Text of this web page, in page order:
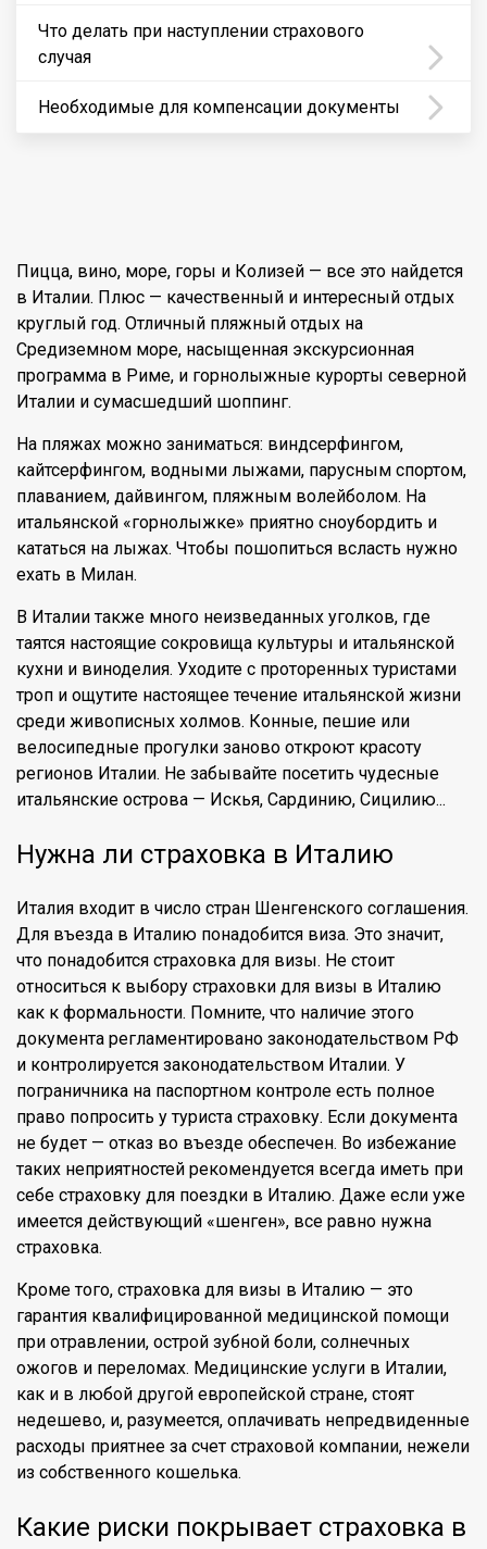
Что делать при наступлении страхового
случая
Необходимые для компенсации документы
Пицца, вино, море, горы и Колизей — все это найдется
в Италии. Плюс — качественный и интересный отдых
круглый год. Отличный пляжный отдых на
Средиземном море, насыщенная экскурсионная
программа в Риме, и горнолыжные курорты северной
Италии и сумасшедший шоппинг.
На пляжах можно заниматься: виндсерфингом,
кайтсерфингом, водными лыжами, парусным спортом,
плаванием, дайвингом, пляжным волейболом. На
итальянской «горнолыжке» приятно сноубордить и
кататься на лыжах. Чтобы пошопиться всласть нужно
ехать в Милан.
В Италии также много неизведанных уголков, где
таятся настоящие сокровища культуры и итальянской
кухни и виноделия. Уходите с проторенных туристами
троп и ощутите настоящее течение итальянской жизни
среди живописных холмов. Конные, пешие или
велосипедные прогулки заново откроют красоту
регионов Италии. Не забывайте посетить чудесные
итальянские острова — Искья, Сардинию, Сицилию...
Нужна ли страховка в Италию
Италия входит в число стран Шенгенского соглашения.
Для въезда в Италию понадобится виза. Это значит,
что понадобится страховка для визы. Не стоит
относиться к выбору страховки для визы в Италию
как к формальности. Помните, что наличие этого
документа регламентировано законодательством РФ
и контролируется законодательством Италии. У
пограничника на паспортном контроле есть полное
право попросить у туриста страховку. Если документа
не будет — отказ во въезде обеспечен. Во избежание
таких неприятностей рекомендуется всегда иметь при
себе страховку для поездки в Италию. Даже если уже
имеется действующий «шенген», все равно нужна
страховка.
Кроме того, страховка для визы в Италию — это
гарантия квалифицированной медицинской помощи
при отравлении, острой зубной боли, солнечных
ожогов и переломах. Медицинские услуги в Италии,
как и в любой другой европейской стране, стоят
недешево, и, разумеется, оплачивать непредвиденные
расходы приятнее за счет страховой компании, нежели
из собственного кошелька.
Какие риски покрывает страховка в